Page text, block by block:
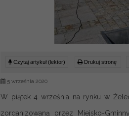
Czytaj artykuł (lektor) Drukuj stronę
5 września 2020
W piątek 4 września na rynku w
zorganizowaną przez Miejsko-